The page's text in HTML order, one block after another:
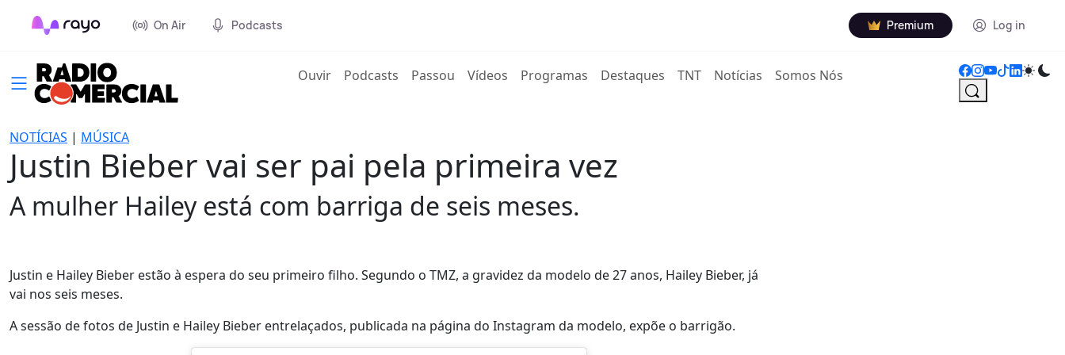
On Air Podcasts Premium Log in
Ouvir(current)
Podcasts Passou Vídeos Programas Destaques TNT Notícias Somos Nós
NOTÍCIAS | MÚSICA
Justin Bieber vai ser pai pela primeira vez
A mulher Hailey está com barriga de seis meses.
Justin e Hailey Bieber estão à espera do seu primeiro filho. Segundo o TMZ, a gravidez da modelo de 27 anos, Hailey Bieber, já
vai nos seis meses.
A sessão de fotos de Justin e Hailey Bieber entrelaçados, publicada na página do Instagram da modelo, expõe o barrigão.